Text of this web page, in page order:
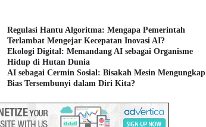
Regulasi Hantu Algoritma: Mengapa Pemerintah
Terlambat Mengejar Kecepatan Inovasi AI?
Ekologi Digital: Memandang AI sebagai Organisme
Hidup di Hutan Dunia
AI sebagai Cermin Sosial: Bisakah Mesin Mengungkap
Bias Tersembunyi dalam Diri Kita?